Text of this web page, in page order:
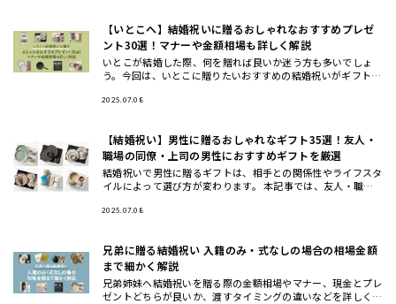
【いとこへ】結婚祝いに贈るおしゃれなおすすめプレゼ
ント30選！マナーや金額相場も詳しく解説
いとこが結婚した際、何を贈れば良いか迷う方も多いでしょ
う。今回は、いとこに贈りたいおすすめの結婚祝いがギフトの
す。おしゃれで洗
2025.07.08
【結婚祝い】男性に贈るおしゃれなギフト35選！友人・
職場の同僚・上司の男性におすすめギフトを厳選
結婚祝いで男性に贈るギフトは、相手との関係性やライフスタ
イルによって選び方が変わります。 本記事では、友人・職場
代・30代・4
2025.07.08
兄弟に贈る結婚祝い 入籍のみ・式なしの場合の相場金額
まで細かく解説
兄弟姉妹へ結婚祝いを贈る際の金額相場やマナー、現金とプレ
ゼントどちらが良いか、渡すタイミングの違いなどを詳しく解